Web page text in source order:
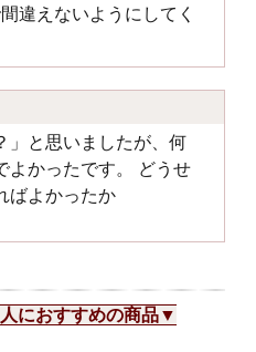
違えないようにしてく
」と思いましたが、何
よかったです。 どうせ
ばよかったか
におすすめの商品▼